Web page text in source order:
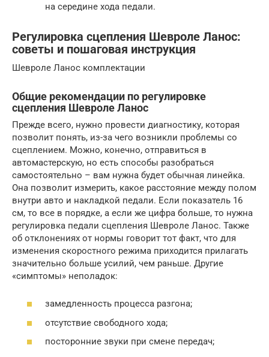
на середине хода педали.
Регулировка сцепления Шевроле Ланос:
советы и пошаговая инструкция
Шевроле Ланос комплектации
Общие рекомендации по регулировке
сцепления Шевроле Ланос
Прежде всего, нужно провести диагностику, которая
позволит понять, из-за чего возникли проблемы со
сцеплением. Можно, конечно, отправиться в
автомастерскую, но есть способы разобраться
самостоятельно – вам нужна будет обычная линейка.
Она позволит измерить, какое расстояние между полом
внутри авто и накладкой педали. Если показатель 16
см, то все в порядке, а если же цифра больше, то нужна
регулировка педали сцепления Шевроле Ланос. Также
об отклонениях от нормы говорит тот факт, что для
изменения скоростного режима приходится прилагать
значительно больше усилий, чем раньше. Другие
«симптомы» неполадок:
замедленность процесса разгона;
отсутствие свободного хода;
посторонние звуки при смене передач;